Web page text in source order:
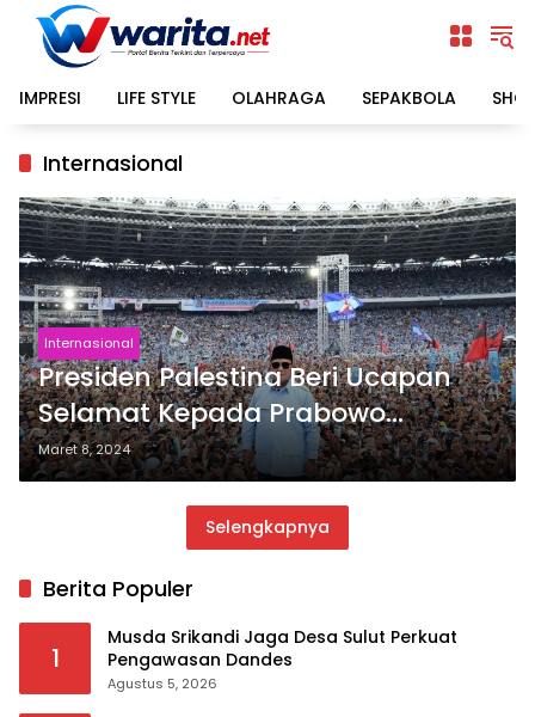
Langsung
konten
IMPRESI
LIFE STYLE OLAHRAGA SEPAKBOLA
Internasional
Internasional
Presiden Palestina Beri Ucapan
Selamat Kepada Prabowo
Subianto
Maret 8, 2024
Selengkapnya
Berita Populer
1
Musda Srikandi Jaga Desa Sulut Perkuat
Pengawasan Dandes
Agustus 5, 2026